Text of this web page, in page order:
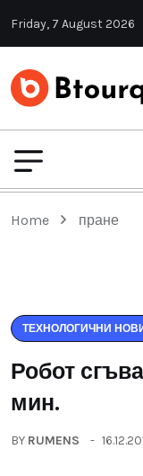
Friday, 7 August 2026
Home пране
ТЕХНОЛОГИЧНИ
Робот
мин.
BY RUMENS